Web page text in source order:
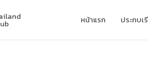
หน้าแรก ประกบ